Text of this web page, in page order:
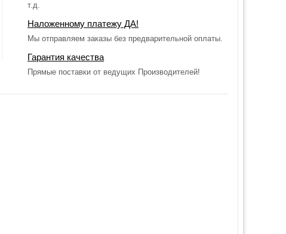
т.д.
Наложенному платежу ДА!
Мы отправляем заказы без предварительной оплаты.
Гарантия качества
Прямые поставки от ведущих Производителей!